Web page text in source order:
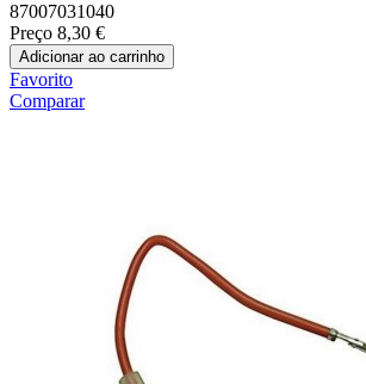
87007031040
Preço 8,30 €
Adicionar ao carrinho
Favorito
Comparar